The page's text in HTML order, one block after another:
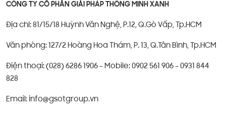
CÔNG TY CỔ PHẦN GIẢI PHÁP THÔNG MINH XANH
Địa chỉ: 81/15/18 Huỳnh Văn Nghệ, P.12, Q.Gò Vấp, Tp.HCM
Văn phòng: 127/2 Hoàng Hoa Thám, P. 13, Q.Tân Bình, Tp.HCM
Điện thoại: (028) 6286 1906 – Mobile: 0902 561 906 – 0931 844
828
Email: info@gsotgroup.vn